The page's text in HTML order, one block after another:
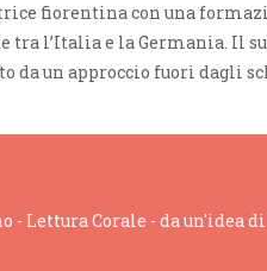
fiorentina con una
l’Italia e la Germania. Il
da un approccio fuori dagli
- Lettura Corale - da un'idea